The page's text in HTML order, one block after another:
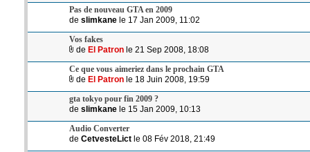
Pas de nouveau GTA en 2009
de slimkanele 17 Jan 2009, 11:02
Vos fakes
de El Patronle 21 Sep 2008, 18:08
Ce que vous aimeriez dans le prochain GTA
de El Patronle 18 Juin 2008, 19:59
gta tokyo pour fin 2009 ?
de slimkanele 15 Jan 2009, 10:13
Audio Converter
de CetvesteLictle 08 Fév 2018, 21:49